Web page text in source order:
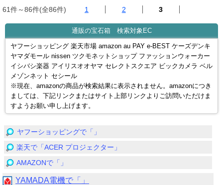
61件～86件(全86件) 1 2 3
通販の宝石箱 検索対象EC
ヤフーショッピング 楽天市場 amazon au PAY e-BEST ケーズデンキ
ヤマダモール nissen ツクモネットショップ ファッションウォーカー
イシバシ楽器 アイリスオオヤマ セレクトスクエア ビックカメラ ベル
メゾンネット セシール
※現在、amazonの商品が検索結果に表示されません。amazonにつき
ましては、下記リンクまたはサイト上部リンクよりご訪問いただけま
すようお願い申し上げます。
ヤフーショッピングで「」
楽天で「ACER プロジェクター」
AMAZONで「」
YAMADA電機で「」